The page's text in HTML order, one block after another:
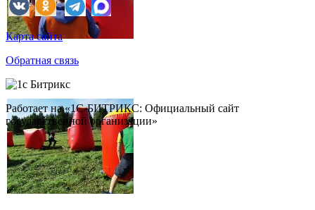
Карта сайта
Обратная связь
Работает на «1С-БИТРИКС: Официальный сайт
государственной организации»